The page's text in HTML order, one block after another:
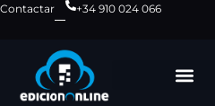
Ir
contenido
Contactar
+34 910 024 066